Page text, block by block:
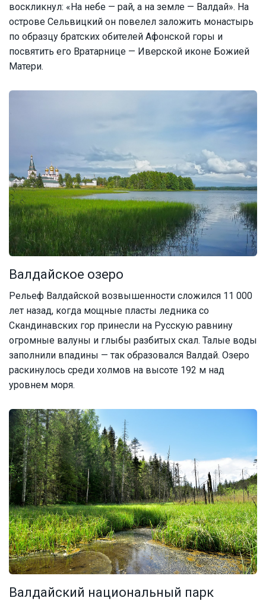
воскликнул: «На небе — рай, а на земле — Валдай». На
острове Сельвицкий он повелел заложить монастырь
по образцу братских обителей Афонской горы и
посвятить его Вратарнице — Иверской иконе Божией
Матери.
Валдайское озеро
Рельеф Валдайской возвышенности сложился 11 000
лет назад, когда мощные пласты ледника со
Скандинавских гор принесли на Русскую равнину
огромные валуны и глыбы разбитых скал. Талые воды
заполнили впадины — так образовался Валдай. Озеро
раскинулось среди холмов на высоте 192 м над
уровнем моря.
Валдайский национальный парк